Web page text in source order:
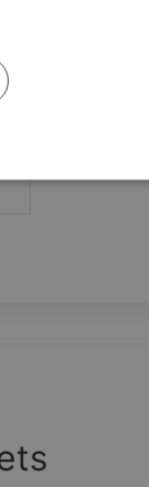
Chalets
Sie Ihre